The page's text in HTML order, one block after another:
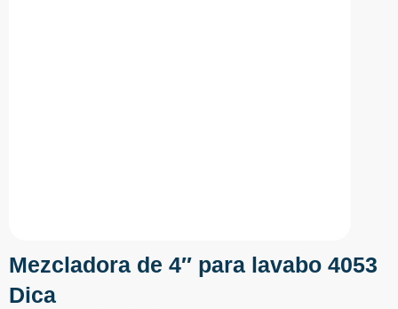
Mezcladora de 4″ para lavabo 4053
Dica